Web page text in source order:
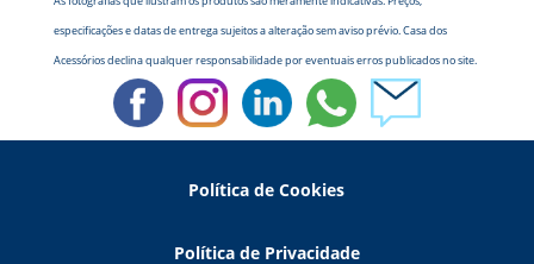
especificações e datas de entrega sujeitos a alteração sem aviso prévio. Casa dos
Acessórios declina qualquer responsabilidade por eventuais erros publicados no site.
Política de Cookies
Política de Privacidade